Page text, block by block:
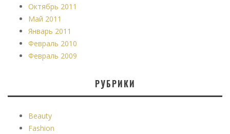
Октябрь 2011
Май 2011
Январь 2011
Февраль 2010
Февраль 2009
РУБРИКИ
Beauty
Fashion